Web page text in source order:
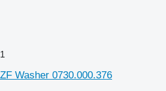
1
ZF Washer 0730.000.376